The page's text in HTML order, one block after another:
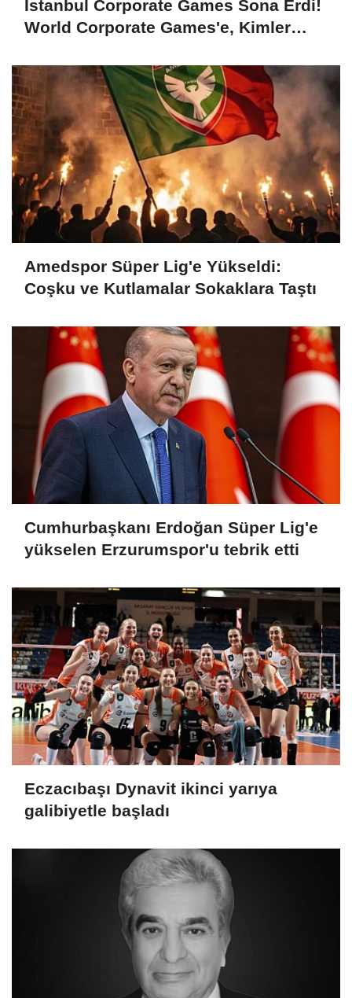
İstanbul Corporate Games Sona Erdi!
World Corporate Games'e, Kimler
Amedspor Süper Lig'e Yükseldi:
Coşku ve Kutlamalar Sokaklara Taştı
Cumhurbaşkanı Erdoğan Süper Lig'e
yükselen Erzurumspor'u tebrik etti
Eczacıbaşı Dynavit ikinci yarıya
galibiyetle başladı